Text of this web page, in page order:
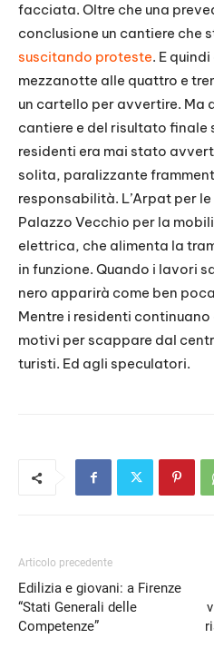
facciata. Oltre che una
conclusione un cantiere che
suscitando proteste. E
mezzanotte alle quattro e
un cartello per avvertire. Ma
cantiere e del risultato finale
residenti era mai stato
solita, paralizzante
responsabilità. L’Arpat per
Palazzo Vecchio per la
elettrica, che alimenta la
in funzione. Quando i lavori
nero apparirà come ben
Mentre i residenti
motivi per scappare dal
turisti. Ed agli speculatori.
Articolo precedente
Edilizia e giovani: a Firenze
“Stati Generali delle
Competenze”